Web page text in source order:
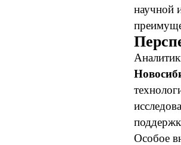
научной
Особое